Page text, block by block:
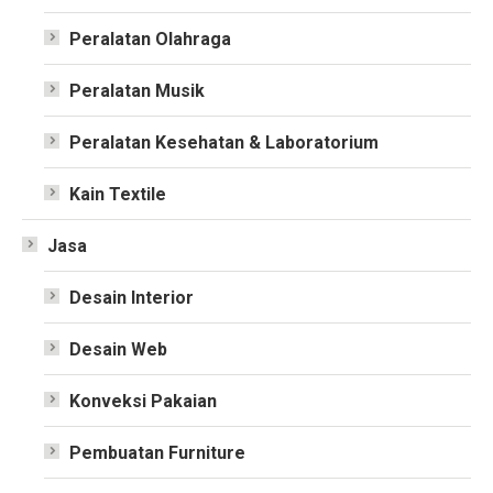
Peralatan Olahraga
Peralatan Musik
Peralatan Kesehatan & Laboratorium
Kain Textile
Jasa
Desain Interior
Desain Web
Konveksi Pakaian
Pembuatan Furniture